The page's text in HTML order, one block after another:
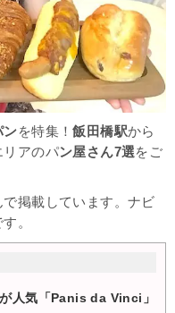
ンを特集！飯田橋駅から
リアのパン屋さん7選をご
掲載しています。ナビ
。
人気「Panis da Vinci」